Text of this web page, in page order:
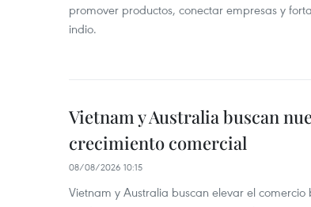
promover productos, conectar empresas y
indio.
Vietnam y Australia buscan
crecimiento comercial
08/08/2026 10:15
Vietnam y Australia buscan elevar el